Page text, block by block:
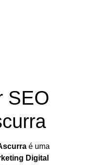
SEO
é uma
Digital